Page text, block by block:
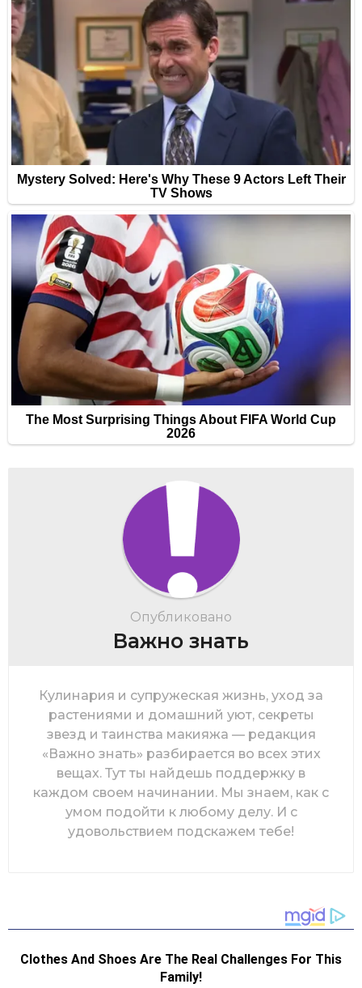
Опубликовано
Важно знать
Кулинария и супружеская жизнь, уход за
растениями и домашний уют, секреты
звезд и таинства макияжа — редакция
«Важно знать» разбирается во всех этих
вещах. Тут ты найдешь поддержку в
каждом своем начинании. Мы знаем, как с
умом подойти к любому делу. И с
удовольствием подскажем тебе!